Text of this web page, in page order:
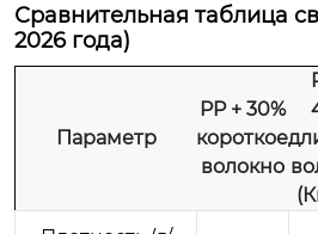
Сравнительная таблица
2026 года)
Параметр
PP + 30%
короткое
волокно